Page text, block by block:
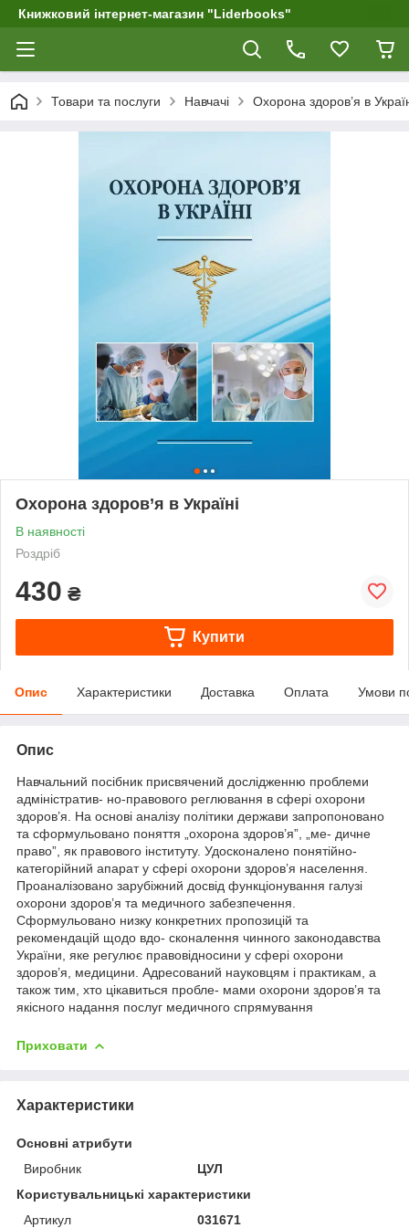
Книжковий інтернет-магазин "Liderbooks"
Товари та послуги Навчачі Охорона здоров’я в
Охорона здоров’я в Україні
В наявності
Роздріб
430 ₴
Купити
Опис Характеристики Доставка Оплата Умови
Опис
Навчальний посібник присвячений дослідженню проблеми
адміністратив- но-правового реглювання в сфері охорони
здоров’я. На основі аналізу політики держави запропоновано
та сформульовано поняття „охорона здоров’я”, „ме- дичне
право”, як правового інституту. Удосконалено понятійно-
категорійний апарат у сфері охорони здоров’я населення.
Проаналізовано зарубіжний досвід функціонування галузі
охорони здоров’я та медичного забезпечення.
Сформульовано низку конкретних пропозицій та
рекомендацій щодо вдо- сконалення чинного законодавства
України, яке регулює правовідносини у сфері охорони
здоров’я, медицини. Адресований науковцям і практикам, а
також тим, хто цікавиться пробле- мами охорони здоров’я та
якісного надання послуг медичного спрямування
Приховати
Характеристики
Основні атрибути
Виробник
ЦУЛ
Користувальницькі характеристики
Артикул
031671